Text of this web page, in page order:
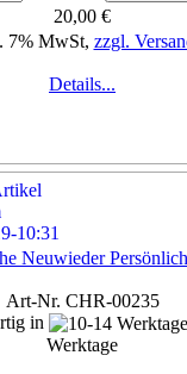
20,00 €
7% MwSt, zzgl.
Details...
Neuwieder
Art-Nr. CHR-00235
in
Werktage